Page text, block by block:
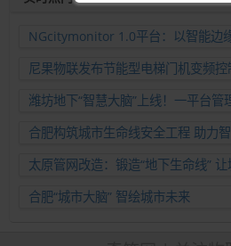
NGcitymonitor 1.0平台：以智能边
准运维新范式
尼果物联发布节能型电梯门机变频
潍坊地下“智慧大脑”上线！一平台管
合肥构筑城市生命线安全工程 助力
太原管网改造：锻造“地下生命线”
合肥“城市大脑” 智绘城市未来